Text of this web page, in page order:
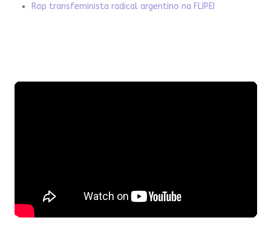
Rap transfeminista radical argentino na FLIPEI